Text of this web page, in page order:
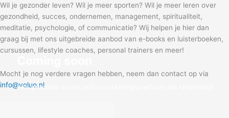
Het grootste online zelfontwikkelingsplatform van Nederland
Wil je gezonder leven? Wil je meer sporten? Wil je meer leren over
gezondheid, succes, ondernemen, management, spiritualiteit,
meditatie, psychologie, of communicatie? Wij helpen je hier dan
graag bij met ons uitgebreide aanbod van e-books en luisterboeken,
cursussen, lifestyle coaches, personal trainers en meer!
Mocht je nog verdere vragen hebben, neem dan contact op via
info@voluo.nl